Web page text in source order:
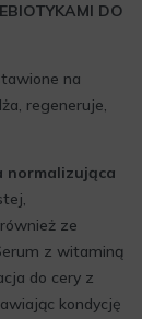
DO
na
regeneruje,
normalizująca
ze
z witaminą
do cery z
kondycję